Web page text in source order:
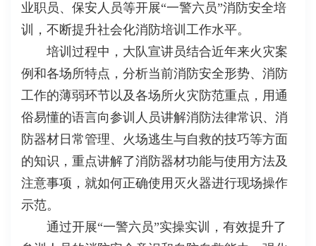
业职员、保安人员等开展“一警六员”消防安全培
训，不断提升社会化消防培训工作水平。
培训过程中，大队宣讲员结合近年来火灾案
例和各场所特点，分析当前消防安全形势、消防
工作的薄弱环节以及各场所火灾防范重点，用通
俗易懂的语言向参训人员讲解消防法律常识、消
防器材日常管理、火场逃生与自救的技巧等方面
的知识，重点讲解了消防器材功能与使用方法及
注意事项，就如何正确使用灭火器进行现场操作
示范。
通过开展“一警六员”实操实训，有效提升了